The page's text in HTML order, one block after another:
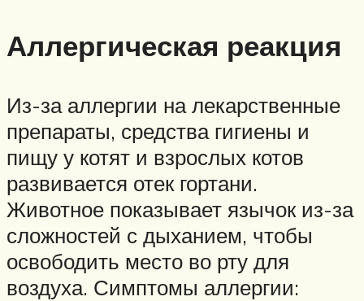
Аллергическая реакция
Из-за аллергии на лекарственные
препараты, средства гигиены и
пищу у котят и взрослых котов
развивается отек гортани.
Животное показывает язычок из-за
сложностей с дыханием, чтобы
освободить место во рту для
воздуха. Симптомы аллергии: